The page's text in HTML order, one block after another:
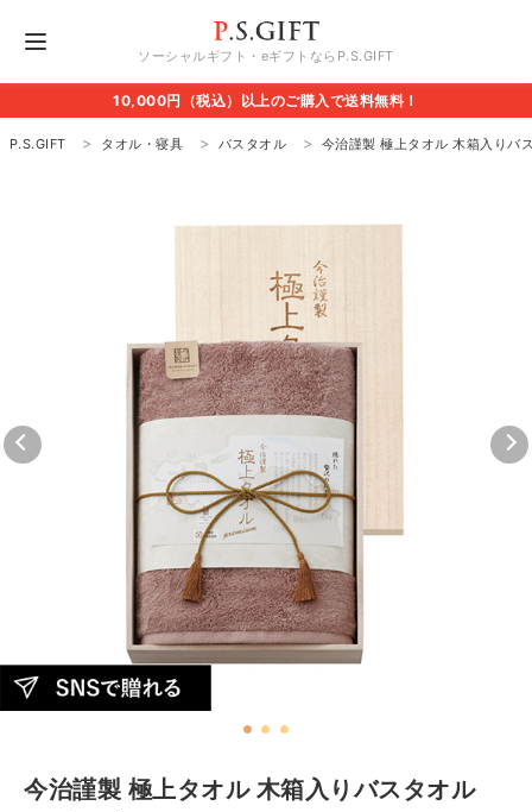
ソーシャルギフト・eギフトならP.S.GIFT
10,000円（税込）以上のご購入で送料無料！
P.S.GIFT タオル・寝具 バスタオル 今治謹製 極上タオル 木箱入りバ
今治謹製 極上タオル 木箱入りバスタオル